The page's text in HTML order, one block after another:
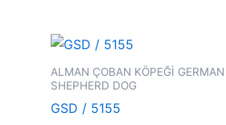
ALMAN ÇOBAN KÖPEĞİ GERMAN
SHEPHERD DOG
GSD / 5155